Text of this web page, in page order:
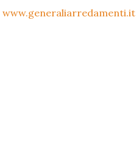
www.generaliarredamenti.it